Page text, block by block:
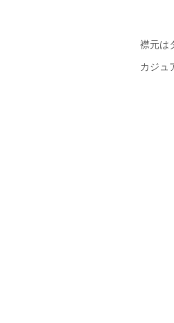
襟元は
カジュ